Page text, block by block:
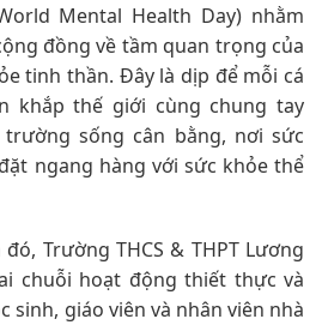
Mental Health Day) nhằm
đồng về tầm quan trọng của
tinh thần. Đây là dịp để mỗi cá
khắp thế giới cùng chung tay
sống cân bằng, nơi sức
ngang hàng với sức khỏe thể
Trường THCS & THPT Lương
chuỗi hoạt động thiết thực và
sinh, giáo viên và nhân viên nhà